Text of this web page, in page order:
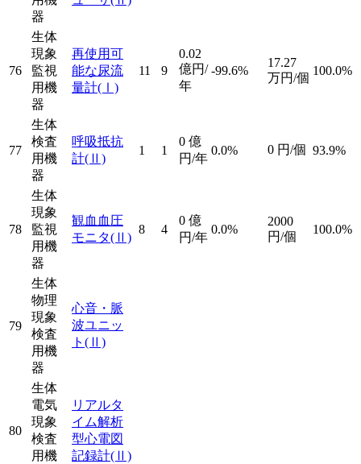
器
76
生体
現象
監視
用機
器
再使用可
能な尿流
量計(Ⅰ)
11 9
0.02
億円/
年
-99.6%
17.27
万円/個
100.0%
77
生体
検査
用機
器
呼吸抵抗
計(Ⅱ)
1 1
0 億
円/年
0.0% 0 円/個 93.9%
78
生体
現象
監視
用機
器
観血血圧
モニタ(Ⅱ)
8 4
0 億
円/年
0.0%
2000
円/個
100.0%
79
生体
物理
現象
検査
用機
器
心音・脈
波ユニッ
ト (Ⅱ)
80
生体
電気
現象
検査
用機
リアルタ
イム解析
型心電図
記録計(Ⅱ)